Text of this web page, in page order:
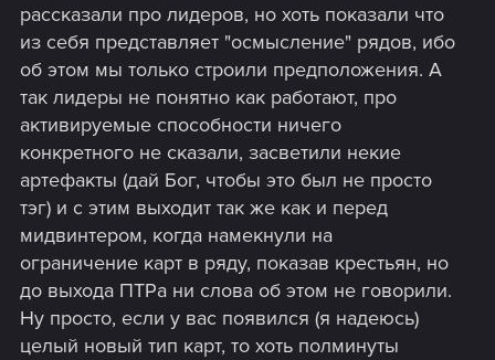
рассказали про лидеров, но хоть показали что
из себя представляет "осмысление" рядов, ибо
об этом мы только строили предположения. А
так лидеры не понятно как работают, про
активируемые способности ничего
конкретного не сказали, засветили некие
артефакты (дай Бог, чтобы это был не просто
тэг) и с этим выходит так же как и перед
мидвинтером, когда намекнули на
ограничение карт в ряду, показав крестьян, но
до выхода ПТРа ни слова об этом не говорили.
Ну просто, если у вас появился (я надеюсь)
целый новый тип карт, то хоть полминуты